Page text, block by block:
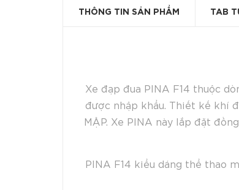
THÔNG TIN SẢN PHẨM TAB
Xe đạp đua PINA F14 thuộc
được nhập khẩu. Thiết kế khí
MẬP. Xe PINA này lắp đặt
PINA F14 kiểu dáng thể thao